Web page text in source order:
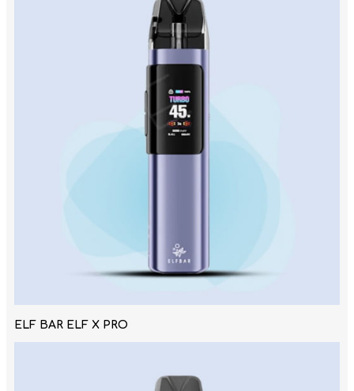
ELF BAR ELF X PRO